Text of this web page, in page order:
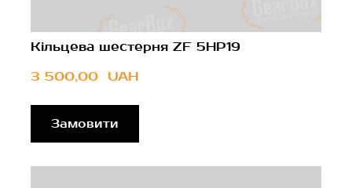
Кільцева шестерня ZF 5HP19
3 500,00  UAH
Замовити